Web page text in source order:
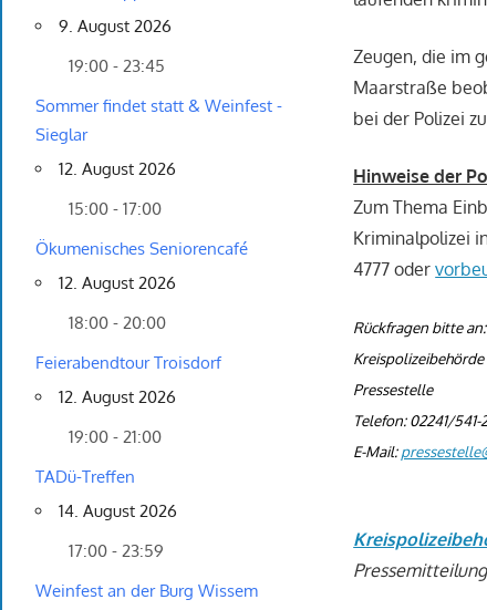
Zeugen, die im
Maarstraße
bei der Polizei
Hinweise der
Zum Thema
Kriminalpolizei
4777 oder
Rückfragen bitte an:
Kreispolizeibehörde
Pressestelle
Telefon: 02241/541-
E-Mail:
9. August 2026
19:00 - 23:45
Sommer findet statt & Weinfest -
Sieglar
12. August 2026
15:00 - 17:00
Ökumenisches Seniorencafé
12. August 2026
18:00 - 20:00
Feierabendtour Troisdorf
12. August 2026
19:00 - 21:00
TADü-Treffen
14. August 2026
17:00 - 23:59
Weinfest an der Burg Wissem